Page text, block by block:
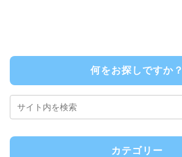
何をお探しですか？
カテゴリー